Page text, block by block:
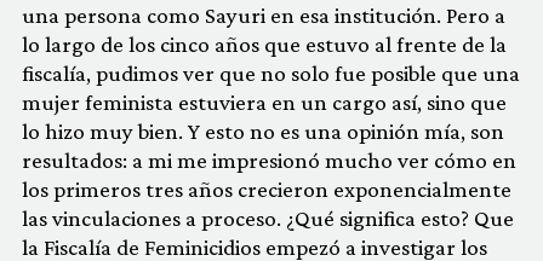
una persona como Sayuri en esa institución. Pero a
lo largo de los cinco años que estuvo al frente de la
fiscalía, pudimos ver que no solo fue posible que una
mujer feminista estuviera en un cargo así, sino que
lo hizo muy bien. Y esto no es una opinión mía, son
resultados: a mi me impresionó mucho ver cómo en
los primeros tres años crecieron exponencialmente
las vinculaciones a proceso. ¿Qué significa esto? Que
la Fiscalía de Feminicidios empezó a investigar los